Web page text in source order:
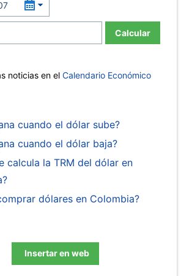
Calcular
noticias en el Calendario Económico
cuando el dólar sube?
cuando el dólar baja?
calcula la TRM del dólar en
dólares en Colombia?
Insertar en web